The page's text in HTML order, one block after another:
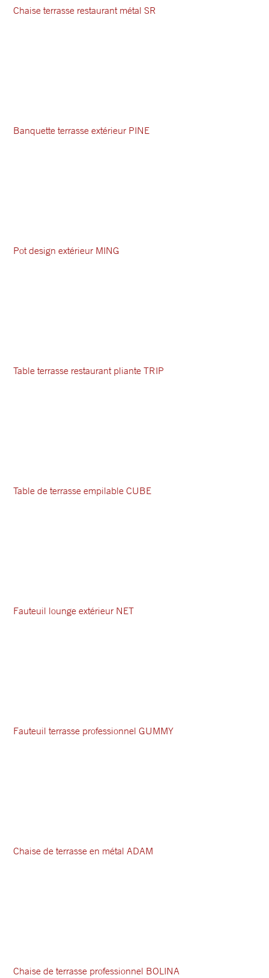
Chaise terrasse restaurant métal SR
Banquette terrasse extérieur PINE
Pot design extérieur MING
Table terrasse restaurant pliante TRIP
Table de terrasse empilable CUBE
Fauteuil lounge extérieur NET
Fauteuil terrasse professionnel GUMMY
Chaise de terrasse en métal ADAM
Chaise de terrasse professionnel BOLINA